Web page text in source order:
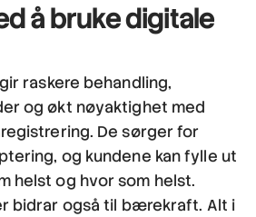
å brukedigitale
raskere behandling,
og økt nøyaktighet med
De sørger for
og kundene kan fylle ut
helst og hvor som helst.
bidrar også til bærekraft. Alt i